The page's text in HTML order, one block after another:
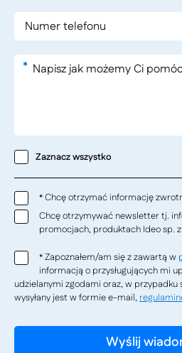
*
Zaznacz wszystko
*Chcę otrzymać informację
Chcę otrzymywać newsletter tj.
promocjach, produktach Ideo sp. z
*Zapoznałem/am się z zawartą w
informacją o przysługujących mi
udzielanymi zgodami oraz, w
wysyłany jest w formie e-mail,